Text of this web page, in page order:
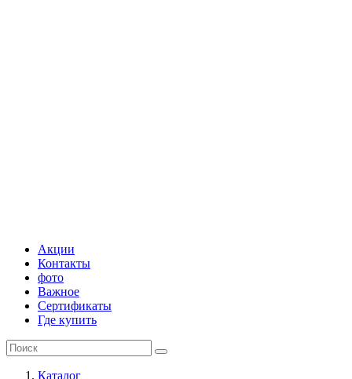
Акции
Контакты
фото
Важное
Сертификаты
Где купить
Каталог